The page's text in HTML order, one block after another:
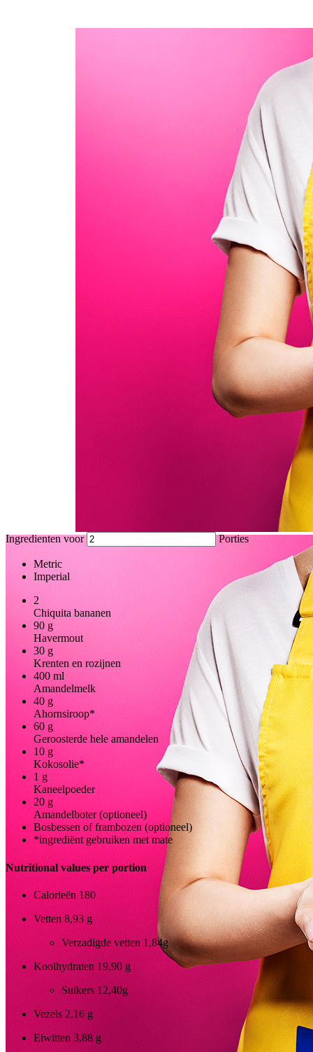
Ingredienten voor Porties
Metric
Imperial
2
Chiquita bananen
90 g
Havermout
30 g
Krenten en rozijnen
400ml
Amandelmelk
40 g
Ahornsiroop*
60 g
Geroosterde hele amandelen
10 g
Kokosolie*
1 g
Kaneelpoeder
20 g
Amandelboter (optioneel)
Bosbessen of frambozen (optioneel)
*ingrediënt gebruiken met mate
Nutritional values per portion
Calorieën 180
Vetten8,93 g
Verzadigde vetten 1,84g
Koolhydraten19,90 g
Suikers 12,40g
Vezels 2,16 g
Eiwitten 3,88 g